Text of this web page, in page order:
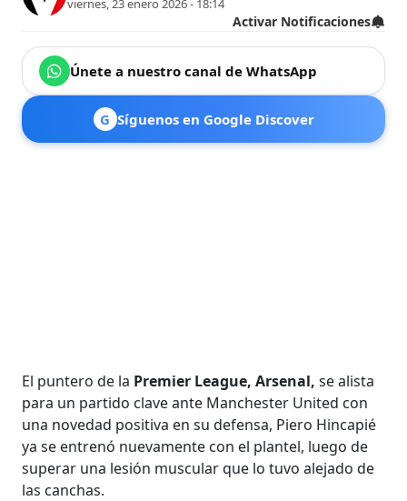
viernes, 23 enero 2026 - 18:14
Activar Notificaciones
Únete a nuestro canal de WhatsApp
G Síguenos en Google Discover
El puntero de la Premier League, Arsenal, se alista
para un partido clave ante Manchester United con
una novedad positiva en su defensa, Piero Hincapié
ya se entrenó nuevamente con el plantel, luego de
superar una lesión muscular que lo tuvo alejado de
las canchas.